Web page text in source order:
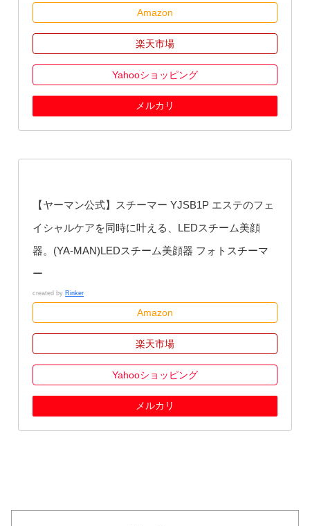
Amazon
楽天市場
Yahooショッピング
メルカリ
【ヤーマン公式】スチーマー YJSB1P エステのフェ
イシャルケアを同時に叶える、LEDスチーム美顔
器。(YA-MAN)LEDスチーム美顔器 フォトスチーマ
ー
created by Rinker
Amazon
楽天市場
Yahooショッピング
メルカリ